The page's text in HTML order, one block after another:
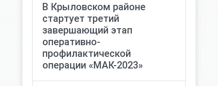
В Крыловском районе
стартует третий
завершающий этап
оперативно-
профилактической
операции «МАК-2023»